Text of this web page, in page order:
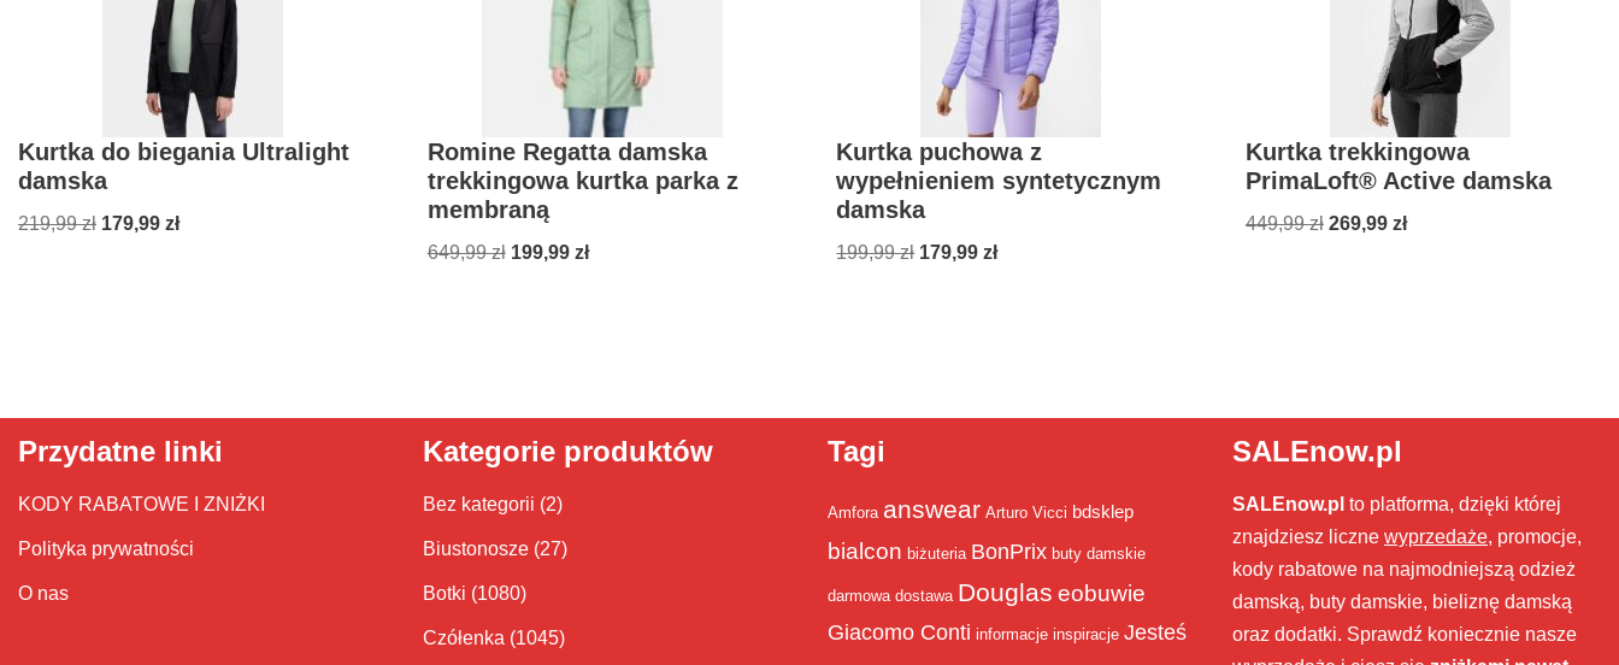
Kurtka do biegania Ultralight
damska
219,99zł 179,99 zł
Romine Regatta damska
trekkingowa kurtka parka z
membraną
649,99zł 199,99 zł
Kurtka puchowa z
wypełnieniem syntetycznym
damska
199,99zł 179,99zł
Kurtka trekkingowa
PrimaLoft® Active damska
449,99zł 269,99 zł
Przydatne linki
KODY RABATOWE I ZNIŻKI
Polityka prywatności
O nas
Kategorie produktów
Bez kategorii (2)
Biustonosze (27)
Botki (1080)
Czółenka (1045)
Tagi
Amfora answear Arturo Vicci bdsklep
bialcon biżuteria BonPrix buty damskie
darmowa dostawa Douglas eobuwie
Giacomo Conti informacje inspiracje Jesteś
SALEnow.pl
SALEnow.pl to platforma, dzięki której
znajdziesz liczne wyprzedaże, promocje,
kody rabatowe na najmodniejszą odzież
damską, buty damskie, bieliznę damską
oraz dodatki. Sprawdź koniecznie nasze